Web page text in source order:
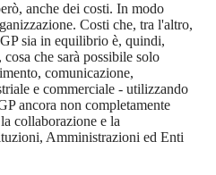
anche dei costi. In modo
Costi che, tra l'altro,
sia in equilibrio è, quindi,
che sarà possibile solo
comunicazione,
e commerciale - utilizzando
ancora non completamente
collaborazione e la
Amministrazioni ed Enti